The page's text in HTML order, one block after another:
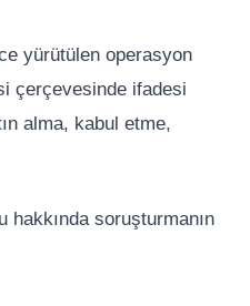
yürütülen operasyon
çerçevesinde ifadesi
alma, kabul etme,
hakkında soruşturmanın